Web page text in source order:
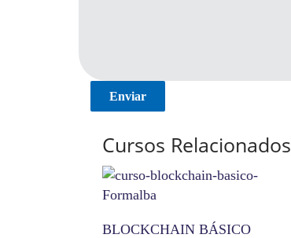
Cursos Relacionados
BLOCKCHAIN BÁSICO